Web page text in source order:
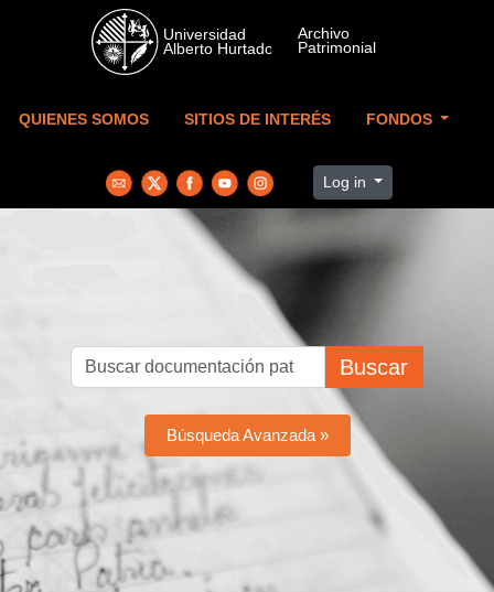
Skip to main content
QUIENES SOMOS SITIOS DE INTERÉS FONDOS
Log in
Buscar
Búsqueda Avanzada »